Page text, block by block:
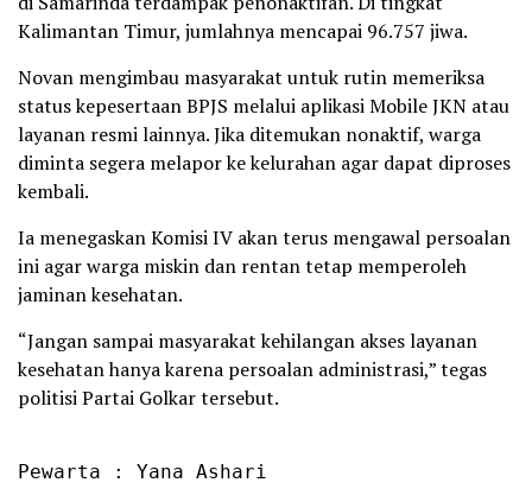
Kalimantan Timur, jumlahnya mencapai 96.757 jiwa.
Novan mengimbau masyarakat untuk rutin memeriksa
status kepesertaan BPJS melalui aplikasi Mobile JKN atau
layanan resmi lainnya. Jika ditemukan nonaktif, warga
diminta segera melapor ke kelurahan agar dapat diproses
kembali.
Ia menegaskan Komisi IV akan terus mengawal persoalan
ini agar warga miskin dan rentan tetap memperoleh
jaminan kesehatan.
“Jangan sampai masyarakat kehilangan akses layanan
kesehatan hanya karena persoalan administrasi,” tegas
politisi Partai Golkar tersebut.
Pewarta : Yana Ashari